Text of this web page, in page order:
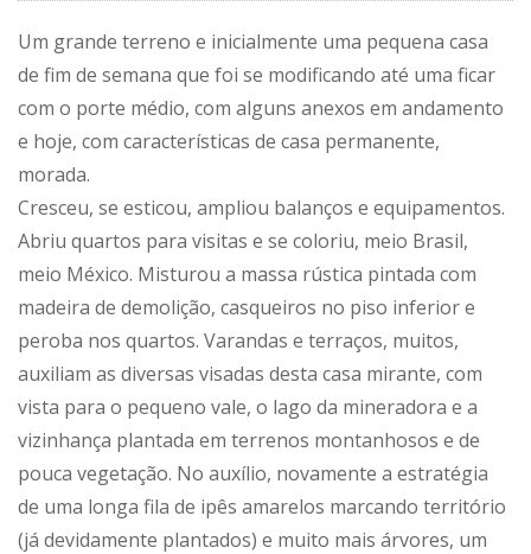
Um grande terreno e inicialmente uma pequena casa
de fim de semana que foi se modificando até uma ficar
com o porte médio, com alguns anexos em andamento
e hoje, com características de casa permanente,
morada.
Cresceu, se esticou, ampliou balanços e equipamentos.
Abriu quartos para visitas e se coloriu, meio Brasil,
meio México. Misturou a massa rústica pintada com
madeira de demolição, casqueiros no piso inferior e
peroba nos quartos. Varandas e terraços, muitos,
auxiliam as diversas visadas desta casa mirante, com
vista para o pequeno vale, o lago da mineradora e a
vizinhança plantada em terrenos montanhosos e de
pouca vegetação. No auxílio, novamente a estratégia
de uma longa fila de ipês amarelos marcando território
(já devidamente plantados) e muito mais árvores, um